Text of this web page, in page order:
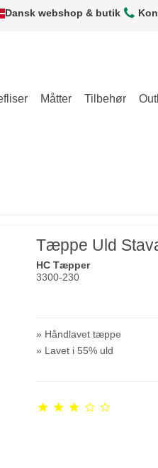
Dansk webshop & butik
Måtter Tilbehør
Tæppe Uld
HC Tæpper
3300-230
» Håndlavet tæppe
» Lavet i 55% uld